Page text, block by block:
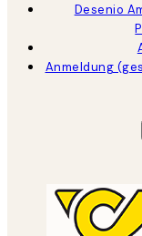
Desenio
Anmeldung